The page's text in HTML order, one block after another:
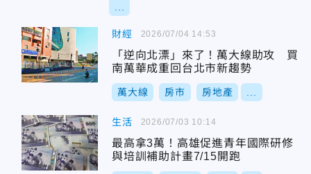
財經
「逆向北漂」來了！萬大線助攻 買
南萬華成重回台北市新趨勢
萬大線 房市 房地產
2026/07/04 14:53
生活
最高拿3萬！高雄促進青年國際研修
與培訓補助計畫7/15開跑
2026/07/03 10:14